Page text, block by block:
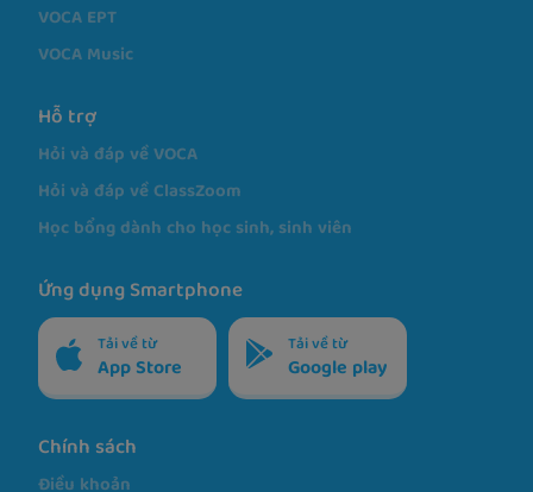
VOCA EPT
VOCA Music
Hỗ trợ
Hỏi và đáp về VOCA
Hỏi và đáp về ClassZoom
Học bổng dành cho học sinh, sinh viên
Ứng dụng Smartphone
Tải về từ
App Store
Tải về từ
Google play
Chính sách